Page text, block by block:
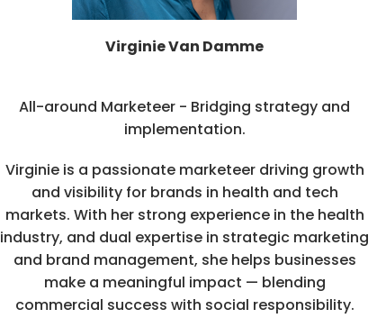
Virginie Van Damme
All-around Marketeer - Bridging strategy and
implementation.
Virginie is a passionate marketeer driving growth
and visibility for brands in health and tech
markets. With her strong experience in the health
industry, and dual expertise in strategic marketing
and brand management, she helps businesses
make a meaningful impact — blending
commercial success with social responsibility.